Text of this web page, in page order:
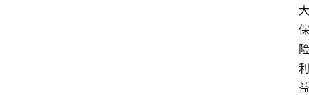
大
保
险
利
益